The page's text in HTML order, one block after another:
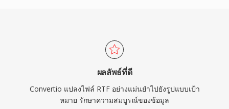
ผลลัพธ์ที่ดี
Convertio แปลงไฟล์ RTF อย่างแม่นยำไปยังรูปแบบเป้า
หมาย รักษาความสมบูรณ์ของข้อมูล